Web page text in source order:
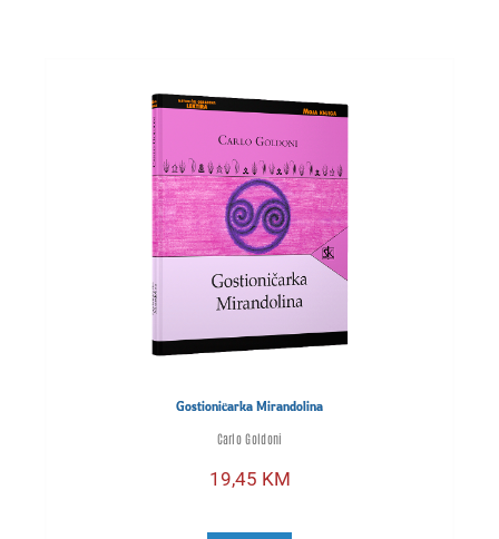
Gostioničarka Mirandolina
Carlo Goldoni
19,45 KM